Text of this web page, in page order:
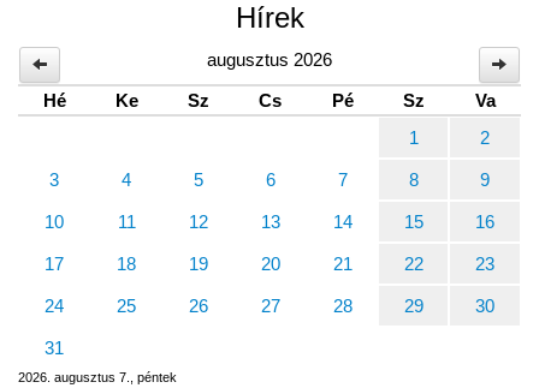
Hírek
augusztus 2026
Hé
Ke Sz Cs Pé Sz
Va
1
2
3 4 5 6 7 8 9
10 11 12 13 14 15 16
17 18 19 20 21 22 23
24 25 26 27 28 29 30
31
2026. augusztus 7., péntek